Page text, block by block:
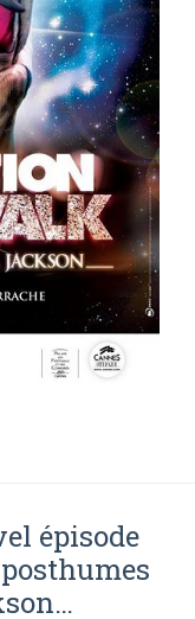
épisode